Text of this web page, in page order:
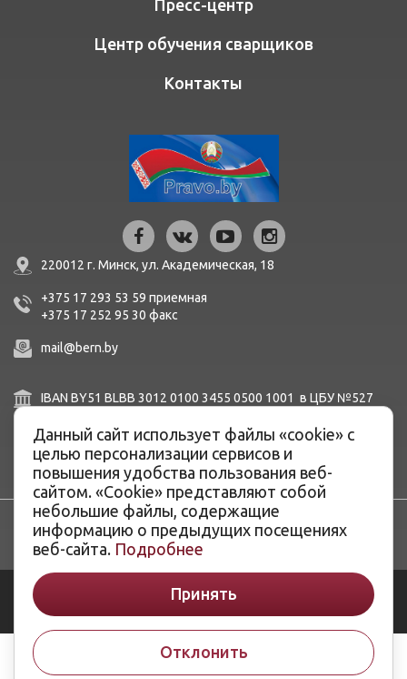
Пресс-центр
Центр обучения сварщиков
Контакты
220012 г. Минск, ул. Академическая, 18
+375 17 293 53 59 приемная
+375 17 252 95 30 факc
mail@bern.by
IBAN BY51 BLBB 3012 0100 3455 0500 1001 в ЦБУ №527
8Н,
BIC BLBBBY2X
© ОАО «Белэнергоремналадка», 2026
Данный сайт использует файлы «cookie» с
целью персонализации сервисов и
повышения удобства пользования веб-
сайтом. «Cookie» представляют собой
небольшие файлы, содержащие
информацию о предыдущих посещениях
веб-сайта. Подробнее
Принять
Отклонить